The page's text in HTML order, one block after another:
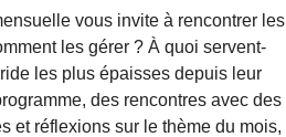
vous invite à rencontrer les
les gérer ? À quoi servent-
les plus épaisses depuis leur
des rencontres avec des
et réflexions sur le thème du mois,